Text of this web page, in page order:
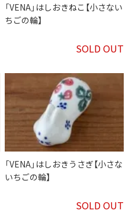
「VENA」はしおきねこ【小さない
ちごの輪】
SOLD OUT
「VENA」はしおきうさぎ【小さな
いちごの輪】
SOLD OUT